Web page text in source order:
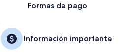
Formas de pago
Información importante